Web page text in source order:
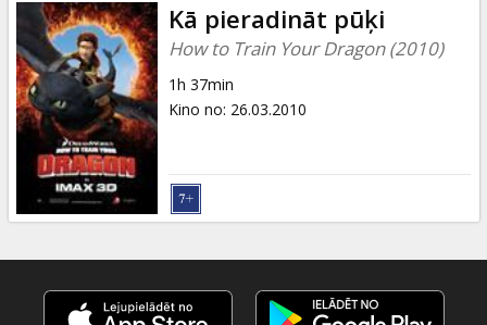
Kā pieradināt pūķi
How to Train Your Dragon (2010)
1h 37min
Kino no: 26.03.2010